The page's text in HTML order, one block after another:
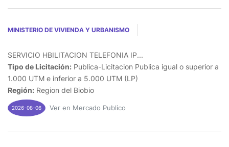
MINISTERIO DE VIVIENDA Y URBANISMO
SERVICIO HBILITACION TELEFONIA IP...
Tipo de Licitación: Publica-Licitacion Publica igual o superior a
1.000 UTM e inferior a 5.000 UTM (LP)
Región: Region del Biobio
2026-08-06 Ver en Mercado Publico